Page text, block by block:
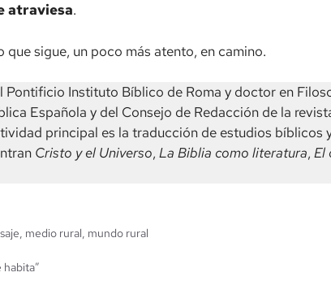
atraviesa.
sigue, un poco más atento, en camino.
Pontificio Instituto Bíblico de Roma y doctor en
Española y del Consejo de Redacción de la
principal es la traducción de estudios bíblicos
Cristo y el Universo, La Biblia como literatura, El
, medio rural, mundo rural